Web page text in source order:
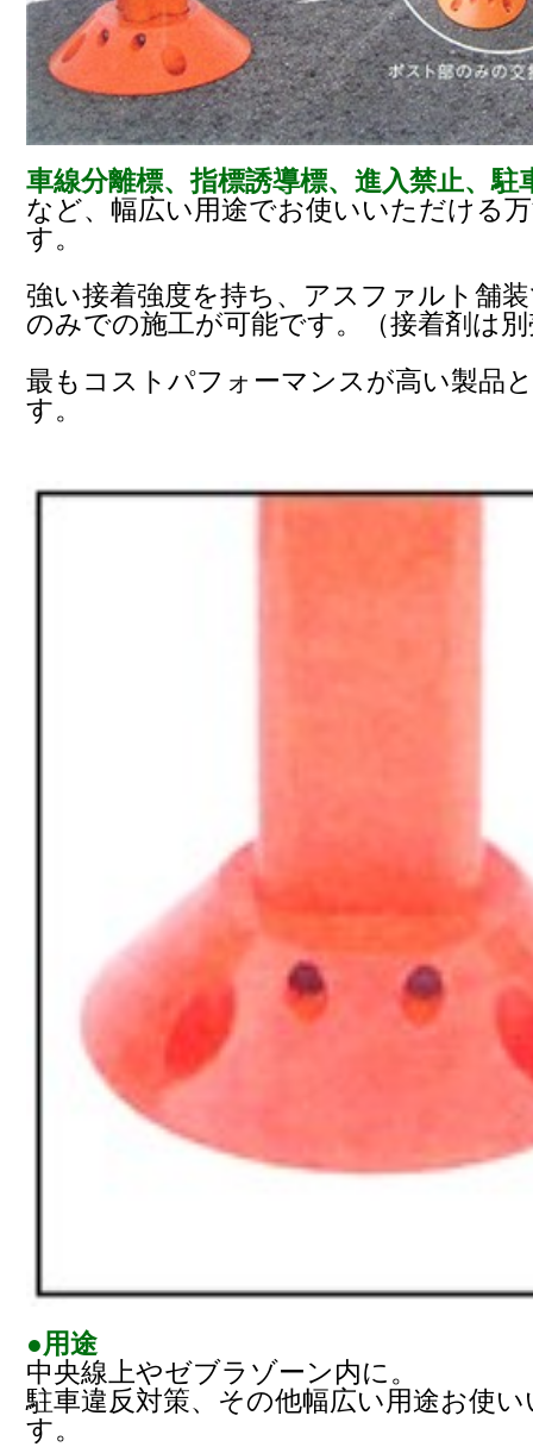
車線分離標、指標誘導標、進入禁止、駐
など、幅広い用途でお使いいただける
す。
強い接着強度を持ち、アスファルト舗
のみでの施工が可能です。（接着剤は
最もコストパフォーマンスが高い製品
す。
●用途
中央線上やゼブラゾーン内に。
駐車違反対策、その他幅広い用途お使
す。